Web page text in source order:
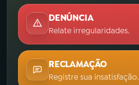
DENÚNCIA
Relate irregularidades.
RECLAMAÇÃO
Registre sua insatisfação.